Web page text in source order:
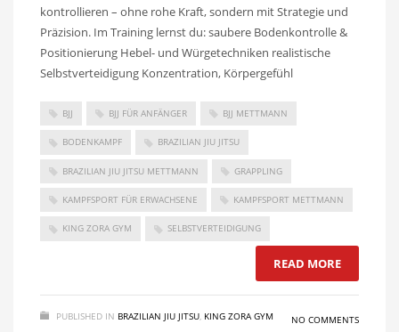
kontrollieren – ohne rohe Kraft, sondern mit Strategie und
Präzision. Im Training lernst du: saubere Bodenkontrolle &
Positionierung Hebel- und Würgetechniken realistische
Selbstverteidigung Konzentration, Körpergefühl
BJJ BJJ FÜR ANFÄNGER BJJ METTMANN
BODENKAMPF BRAZILIAN JIU JITSU
BRAZILIAN JIU JITSU METTMANN GRAPPLING
KAMPFSPORT FÜR ERWACHSENE KAMPFSPORT METTMANN
KING ZORA GYM SELBSTVERTEIDIGUNG
READ MORE
PUBLISHED IN BRAZILIAN JIU JITSU KING ZORA GYM NO COMMENTS